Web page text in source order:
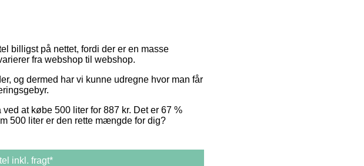
billigst på nettet, fordi der er en masse
fra webshop til webshop.
og dermed har vi kunne udregne hvor man får
at købe 500 liter for 887 kr. Det er 67 %
500 liter er den rette mængde for dig?
inkl. fragt*